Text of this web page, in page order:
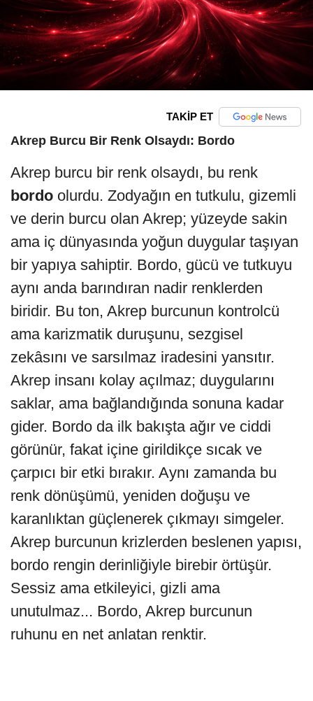
TAKİP ET
Akrep Burcu Bir Renk Olsaydı: Bordo
Akrep burcu bir renk olsaydı, bu renk
bordo olurdu. Zodyağın en tutkulu, gizemli
ve derin burcu olan Akrep; yüzeyde sakin
ama iç dünyasında yoğun duygular taşıyan
bir yapıya sahiptir. Bordo, gücü ve tutkuyu
aynı anda barındıran nadir renklerden
biridir. Bu ton, Akrep burcunun kontrolcü
ama karizmatik duruşunu, sezgisel
zekâsını ve sarsılmaz iradesini yansıtır.
Akrep insanı kolay açılmaz; duygularını
saklar, ama bağlandığında sonuna kadar
gider. Bordo da ilk bakışta ağır ve ciddi
görünür, fakat içine girildikçe sıcak ve
çarpıcı bir etki bırakır. Aynı zamanda bu
renk dönüşümü, yeniden doğuşu ve
karanlıktan güçlenerek çıkmayı simgeler.
Akrep burcunun krizlerden beslenen yapısı,
bordo rengin derinliğiyle birebir örtüşür.
Sessiz ama etkileyici, gizli ama
unutulmaz... Bordo, Akrep burcunun
ruhunu en net anlatan renktir.